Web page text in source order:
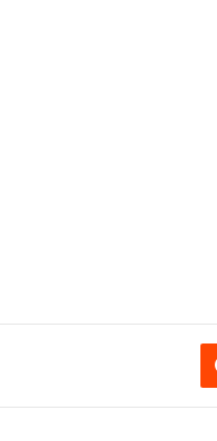
‫رددیت
رقبا را شکست داد
با خنک‌کننده حرارتی الماس و